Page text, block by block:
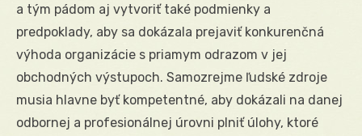
a tým pádom aj vytvoriť také podmienky a
predpoklady, aby sa dokázala prejaviť konkurenčná
výhoda organizácie s priamym odrazom v jej
obchodných výstupoch. Samozrejme ľudské zdroje
musia hlavne byť kompetentné, aby dokázali na danej
odbornej a profesionálnej úrovni plniť úlohy, ktoré